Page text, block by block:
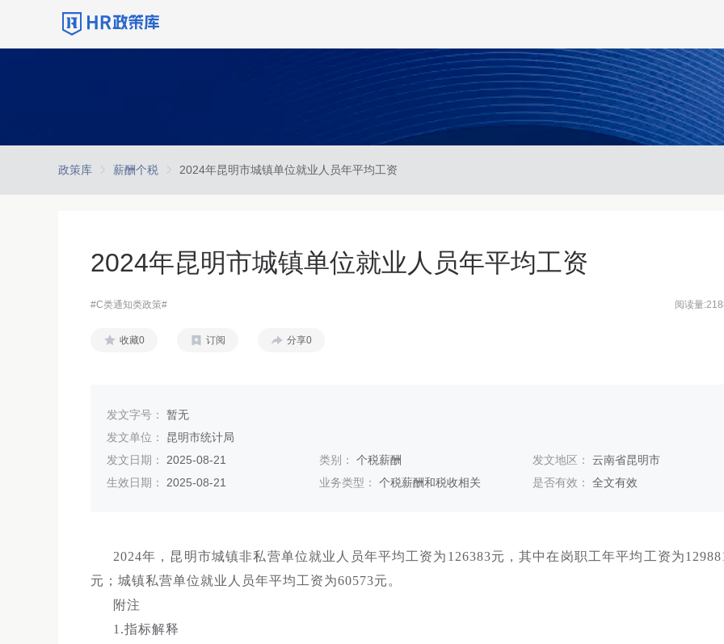
政策库 薪酬个税 2024年昆明市城镇单位就业人员年平均工资
2024年昆明市城镇单位就业人员年平均工资
#C类通知类政策# 阅读量
收藏0 订阅 分享0
发文字号： 暂无
发文单位： 昆明市统计局
发文日期： 2025-08-21 类别：个税薪酬 发文地区： 云南省昆明市
生效日期： 2025-08-21 业务类型：个税薪酬和税收相关 是否有效： 全文有效
2024年，昆明市城镇非私营单位就业人员年平均工资为126383元，其中在岗职工年平均工资为
元；城镇私营单位就业人员年平均工资为60573元。
附注
1.指标解释